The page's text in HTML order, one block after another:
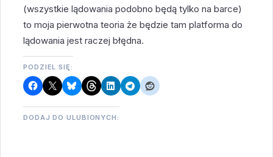
(wszystkie lądowania podobno będą tylko na barce)
to moja pierwotna teoria że będzie tam platforma do
lądowania jest raczej błędna.
PODZIEL SIĘ:
DODAJ DO ULUBIONYCH: